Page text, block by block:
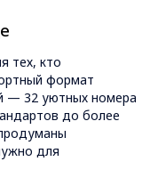
тех, кто
формат
— 32 уютных номера
до более
для